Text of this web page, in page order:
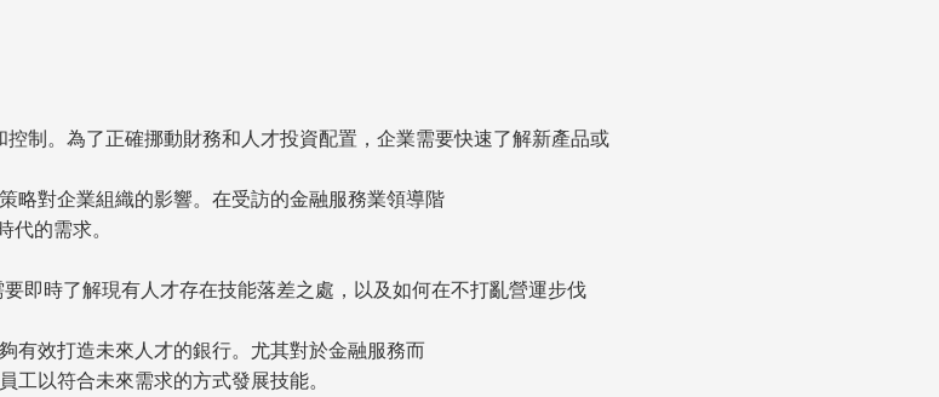
制。為了正確挪動財務和人才投資配置，企業需要快速了解新產品或
略對企業組織的影響。在受訪的金融服務業領導階
的需求。
即時了解現有人才存在技能落差之處，以及如何在不打亂營運步伐
有效打造未來人才的銀行。尤其對於金融服務而
以符合未來需求的方式發展技能。